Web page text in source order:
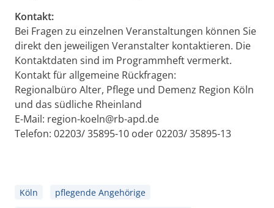
Kontakt:
Bei Fragen zu einzelnen Veranstaltungen können Sie
direkt den jeweiligen Veranstalter kontaktieren. Die
Kontaktdaten sind im Programmheft vermerkt.
Kontakt für allgemeine Rückfragen:
Regionalbüro Alter, Pflege und Demenz Region Köln
und das südliche Rheinland
E-Mail: region-koeln@rb-apd.de
Telefon: 02203/ 35895-10 oder 02203/ 35895-13
Köln
pflegende Angehörige